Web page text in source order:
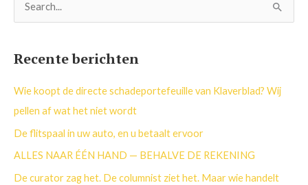
n
a
a
r
Recente berichten
Wie koopt de directe schadeportefeuille van Klaverblad? Wij
pellen af wat het niet wordt
De flitspaal in uw auto, en u betaalt ervoor
ALLES NAAR ÉÉN HAND — BEHALVE DE REKENING
De curator zag het. De columnist ziet het. Maar wie handelt